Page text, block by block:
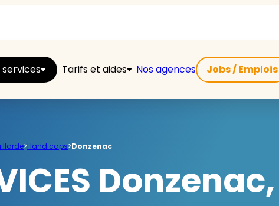
services Tarifs et aides Nos agences Jobs / Emplois
>Handicaps>Donzenac
Donzenac,